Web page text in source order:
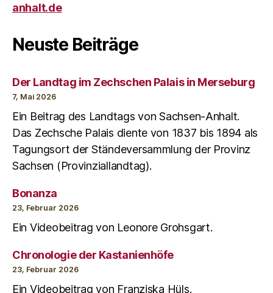
anhalt.de
Neuste Beiträge
Der Landtag im Zechschen Palais in Merseburg
7, Mai 2026
Ein Beitrag des Landtags von Sachsen-Anhalt.
Das Zechsche Palais diente von 1837 bis 1894 als
Tagungsort der Ständeversammlung der Provinz
Sachsen (Provinziallandtag).
Bonanza
23, Februar 2026
Ein Videobeitrag von Leonore Grohsgart.
Chronologie der Kastanienhöfe
23, Februar 2026
Ein Videobeitrag von Franziska Hüls.